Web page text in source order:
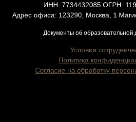
ИНН: 7734432085 ОГРН:
Адрес офиса: 123290, Москва, 1
Документы об образовательной
Условия
Политика
Согласие на обработку